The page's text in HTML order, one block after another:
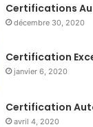
Certifications
décembre 30, 2020
Certification
janvier 6, 2020
Certification
avril 4, 2020